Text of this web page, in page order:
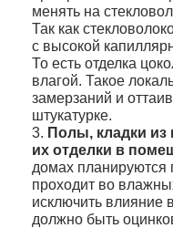
менять на
Так как
с высокой
То есть отделка
влагой. Такое
замерзаний и
штукатурке.
Полы, кладки из
их отделки в
домах планируются
проходит во
исключить влияние
должно быть